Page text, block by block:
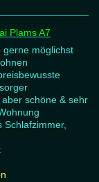
Plams A7
gerne möglichst
aber schöne & sehr
Schlafzimmer,